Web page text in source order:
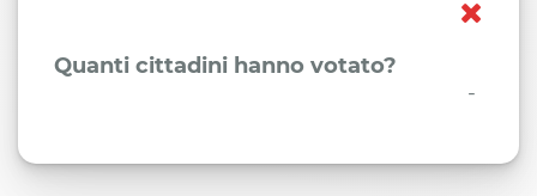
Quanti cittadini hanno votato?
-